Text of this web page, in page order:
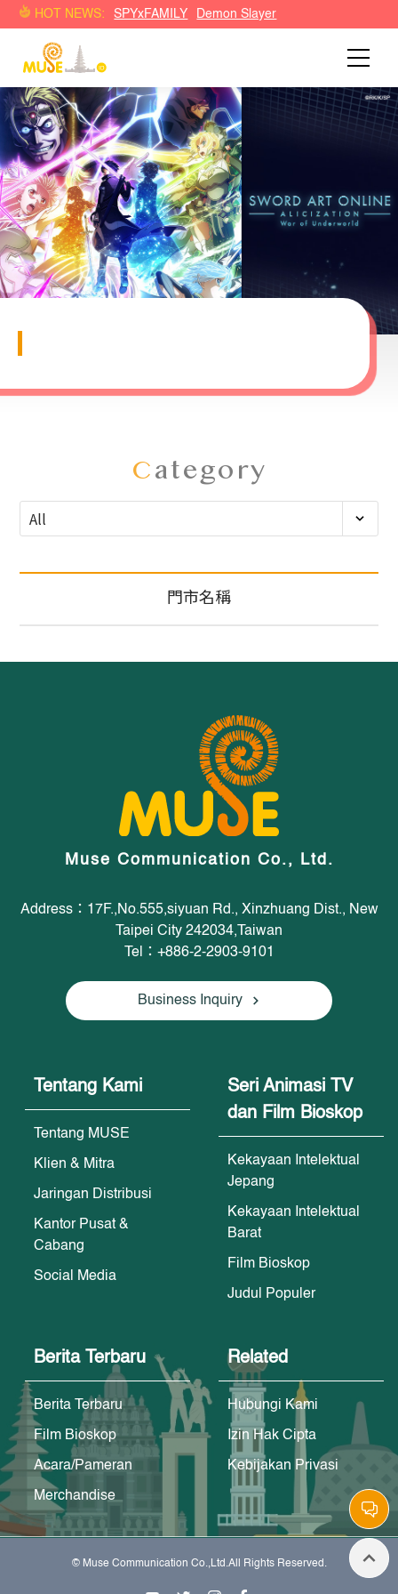
HOT NEWS: SPYxFAMILY Demon Slayer
Category
門市名稱
Muse Communication Co., Ltd.
Address：17F.,No.555,siyuan Rd., Xinzhuang Dist., New
Taipei City 242034,Taiwan
Tel：+886-2-2903-9101
Business Inquiry
Tentang Kami
Tentang MUSE
Klien & Mitra
Jaringan Distribusi
Kantor Pusat &
Cabang
Social Media
Seri Animasi TV
dan Film Bioskop
Kekayaan Intelektual
Jepang
Kekayaan Intelektual
Barat
Film Bioskop
Judul Populer
Berita Terbaru
Berita Terbaru
Film Bioskop
Acara/Pameran
Merchandise
Related
Hubungi Kami
Izin Hak Cipta
Kebijakan Privasi
© Muse Communication Co.,Ltd.All Rights Reserved.